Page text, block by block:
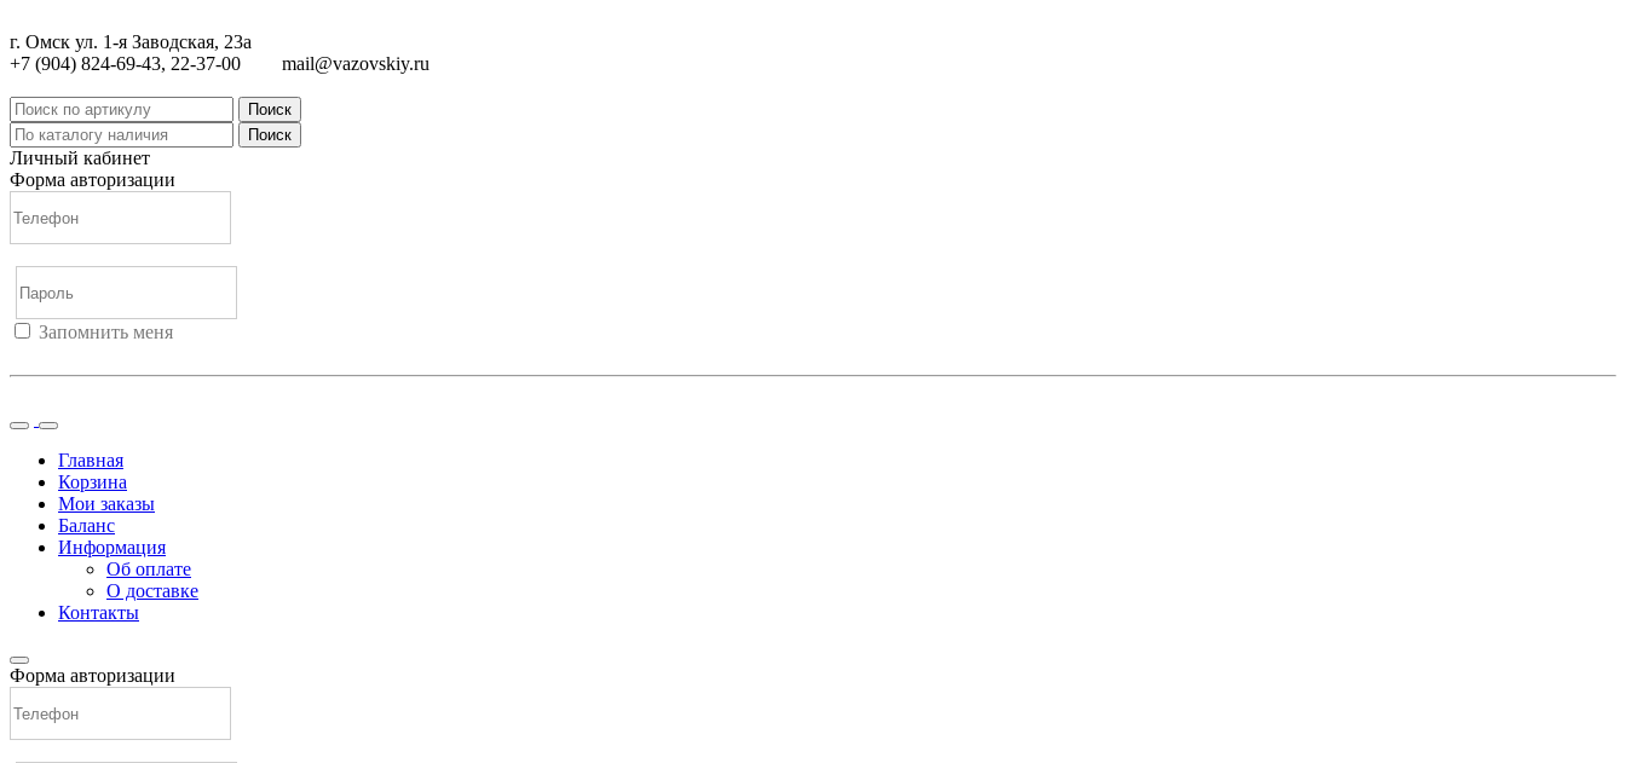
г. Омск ул. 1-я Заводская, 23а
+7 (904) 824-69-43, 22-37-00
mail@vazovskiy.ru
Поиск
Поиск
Личный кабинет
Форма авторизации
Запомнить меня
Главная
Корзина
Мои заказы
Баланс
Информация
Об оплате
О доставке
Контакты
Форма авторизации